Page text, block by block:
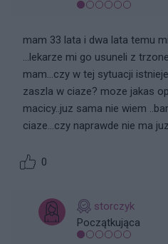
mam 33 lata i dwa lata temu
...lekarze mi go usuneli z
mam...czy w tej sytuacji
zaszla w ciaze? moze jakas
macicy..juz sama nie wiem
ciaze...czy naprawde nie ma
0
storczyk
Początkująca